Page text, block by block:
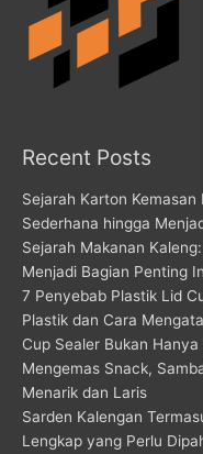
Recent Posts
Sejarah Karton
Sederhana hingga
Sejarah Makanan
Menjadi Bagian Penting
7 Penyebab Plastik Lid
Plastik dan Cara
Cup Sealer Bukan
Mengemas Snack,
Menarik dan Laris
Sarden Kalengan
Lengkap yang Perlu